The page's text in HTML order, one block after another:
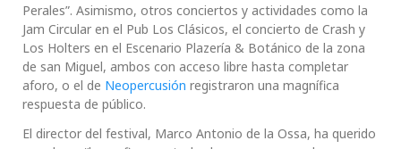
Perales”. Asimismo, otros conciertos y actividades como la
Jam Circular en el Pub Los Clásicos, el concierto de Crash y
Los Holters en el Escenario Plazería & Botánico de la zona
de san Miguel, ambos con acceso libre hasta completar
aforo, o el de Neopercusión registraron una magnífica
respuesta de público.
El director del festival, Marco Antonio de la Ossa, ha querido